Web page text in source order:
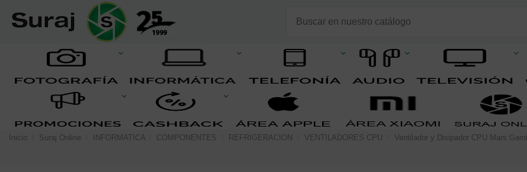
Inicio Suraj Online INFORMATICA COMPONENTES REFRIGERACION VENTILADORES CPU Ventilador y Disipador CPU Mars